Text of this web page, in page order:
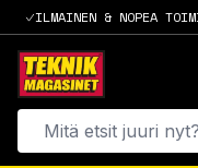
ILMAINEN & NOPEA